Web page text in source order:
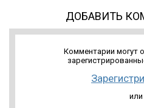
ДОБАВИТЬ
Комментарии могут
или